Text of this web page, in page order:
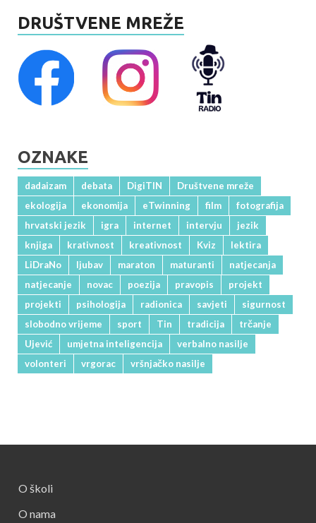
DRUŠTVENE MREŽE
OZNAKE
dadaizam debata DigiTIN
Društvene mreže
ekologija
ekonomija eTwinning film
fotografija
hrvatski jezik
igra internet intervju
jezik
knjiga
krativnost kreativnost Kviz
lektira
LiDraNo
ljubav maraton maturanti
natjecanja
natjecanje
novac poezija pravopis
projekt
projekti
psihologija radionica savjeti
sigurnost
slobodno vrijeme
sport Tin tradicija
trčanje
Ujević
umjetna inteligencija
verbalno nasilje
volonteri
vrgorac vršnjačko nasilje
O školi
O nama